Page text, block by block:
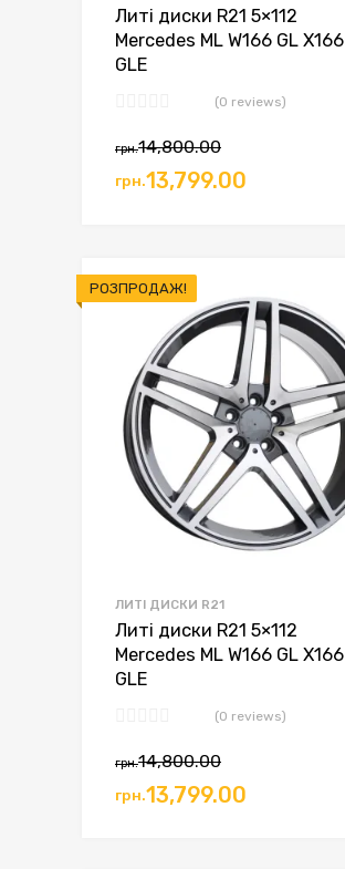
Литі диски R21 5×112
Mercedes ML W166 GL X166
GLE
(0 reviews)
грн.14,800.00
грн.13,799.00
РОЗПРОДАЖ!
ЛИТІ ДИСКИ R21
Литі диски R21 5×112
Mercedes ML W166 GL X166
GLE
(0 reviews)
грн.14,800.00
грн.13,799.00